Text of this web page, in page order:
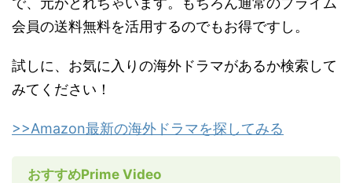
会員の送料無料を活用するのでもお得ですし。
試しに、お気に入りの海外ドラマがあるか検索して
みてください！
>>Amazon最新の海外ドラマを探してみる
おすすめPrime Video